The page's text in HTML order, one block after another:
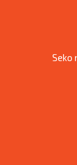
Seko